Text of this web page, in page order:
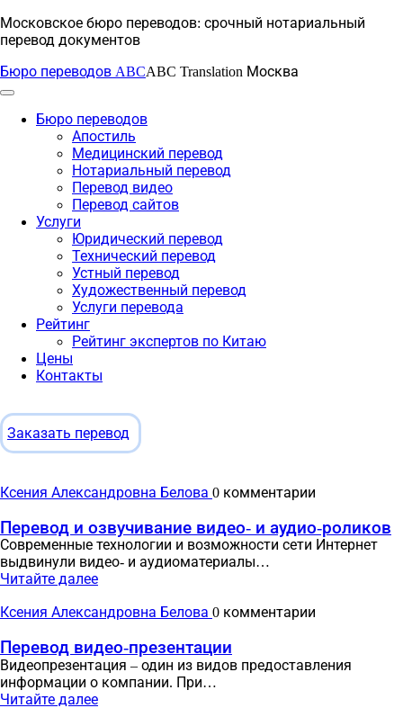
Перейти
к
Московское бюро переводов: срочный нотариальный
перевод документов
Бюро переводов ABCABC Translation Москва
Бюро переводов
Апостиль
Медицинский перевод
Нотариальный перевод
Перевод видео
Перевод сайтов
Услуги
Юридический перевод
Технический перевод
Устный перевод
Художественный перевод
Услуги перевода
Рейтинг
Рейтинг экспертов по Китаю
Цены
Контакты
Заказать перевод
Ксения Александровна Белова 0 комментарии
Перевод и озвучивание видео- и аудио-роликов
Современные технологии и возможности сети Интернет
выдвинули видео- и аудиоматериалы…
Читайте далее
Ксения Александровна Белова 0 комментарии
Перевод видео-презентации
Видеопрезентация – один из видов предоставления
информации о компании. При…
Читайте далее